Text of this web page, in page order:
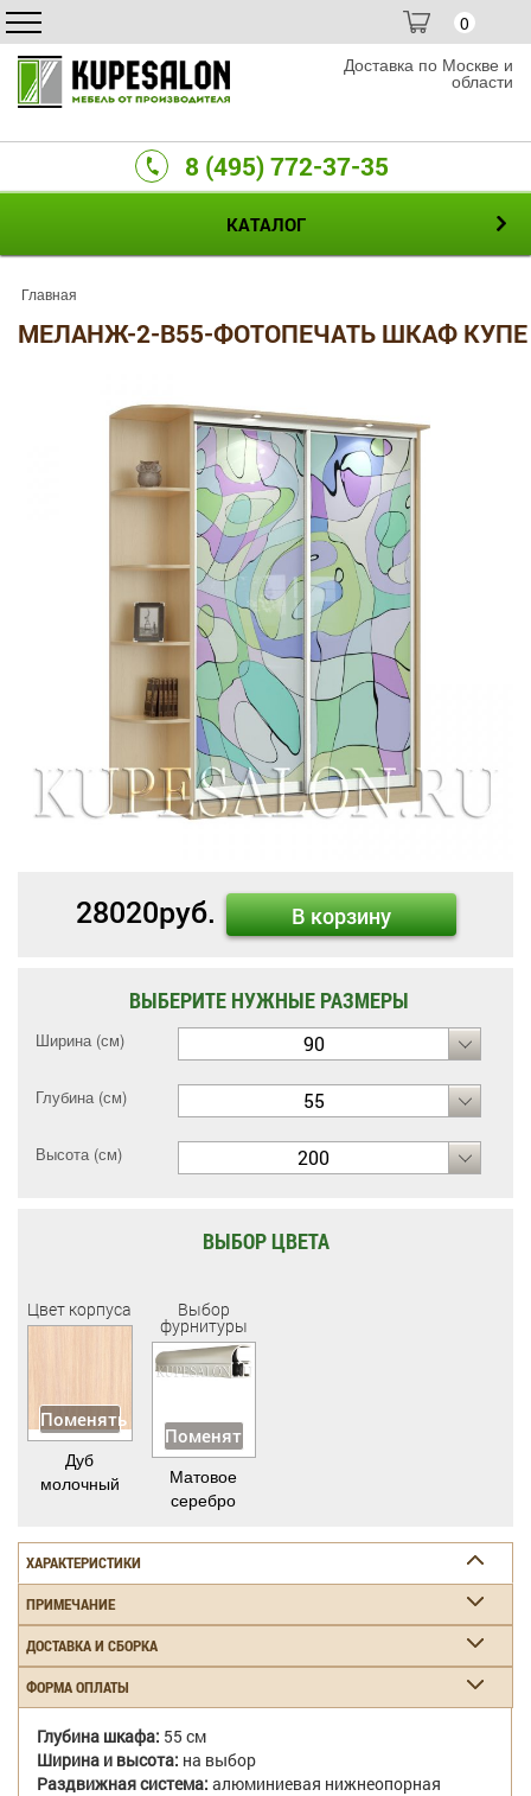
0
Доставка по Москве и
области
8 (495) 772-37-35
КАТАЛОГ
Главная
МЕЛАНЖ-2-B55-ФОТОПЕЧАТЬ ШКАФ КУПЕ
28020руб. В корзину
ВЫБЕРИТЕ НУЖНЫЕ РАЗМЕРЫ
Ширина (см) 90
Глубина (см) 55
Высота (см) 200
ВЫБОР ЦВЕТА
Цвет корпуса
Поменять
Дуб
молочный
Выбор
фурнитуры
Поменять
Матовое
серебро
ХАРАКТЕРИСТИКИ
ПРИМЕЧАНИЕ
ДОСТАВКА И СБОРКА
ФОРМА ОПЛАТЫ
Глубина шкафа: 55 см
Ширина и высота: на выбор
Раздвижная система: алюминиевая нижнеопорная